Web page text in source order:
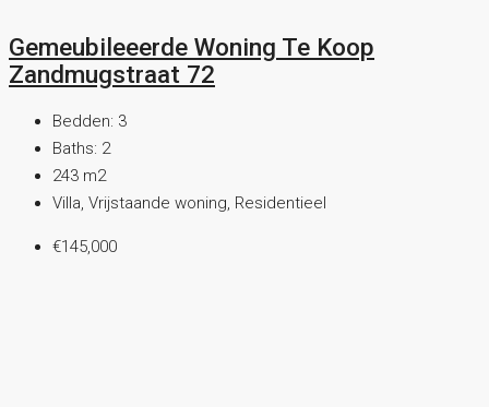
Gemeubileeerde Woning Te Koop
Zandmugstraat 72
Bedden: 3
Baths: 2
243 m2
Villa, Vrijstaande woning, Residentieel
€145,000